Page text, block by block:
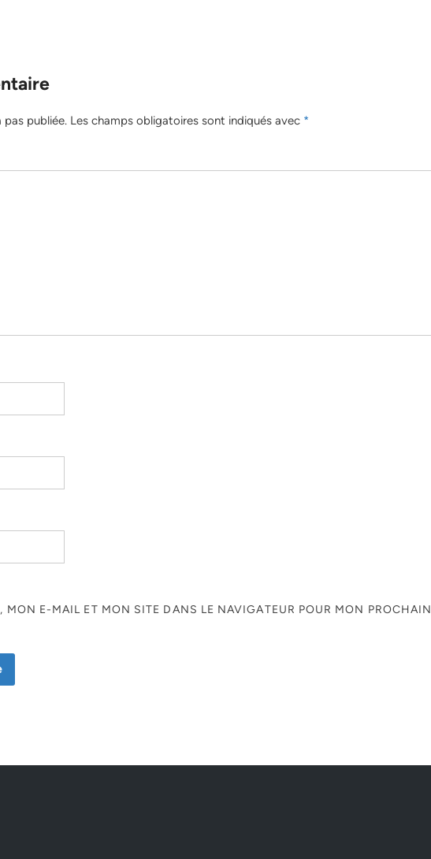
pas publiée. Les champs obligatoires sont indiqués avec *
MON E-MAIL ET MON SITE DANS LE NAVIGATEUR POUR MON PROCHAIN